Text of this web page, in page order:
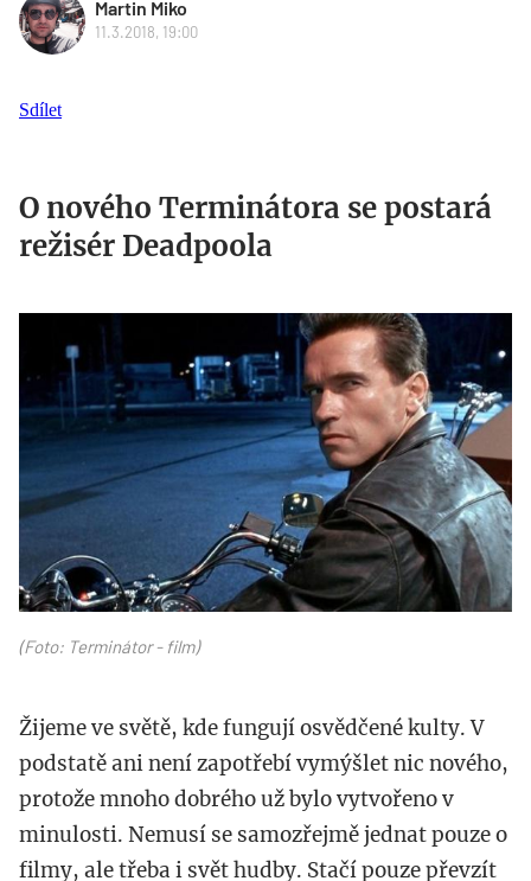
Martin Miko
11.3.2018, 19:00
Sdílet
O nového Terminátora se postará
režisér Deadpoola
term.jpg
(Foto: Terminátor - film)
Žijeme ve světě, kde fungují osvědčené kulty. V
podstatě ani není zapotřebí vymýšlet nic nového,
protože mnoho dobrého už bylo vytvořeno v
minulosti. Nemusí se samozřejmě jednat pouze o
filmy, ale třeba i svět hudby. Stačí pouze převzít